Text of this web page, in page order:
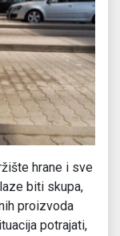
hrane i sve
biti skupa,
proizvoda
potrajati,